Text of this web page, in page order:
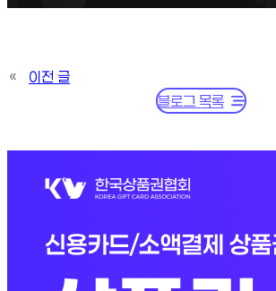
«
이전 글
블로그 목록